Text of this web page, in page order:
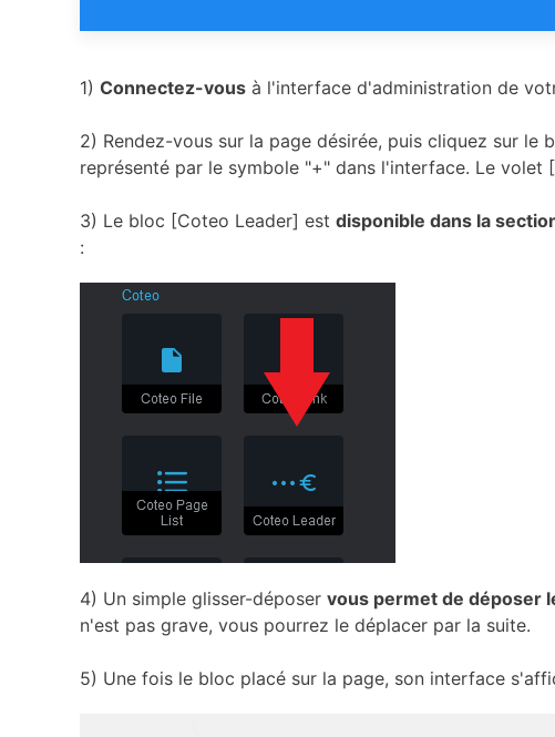
1) Connectez-vous à l'interface d'administration de
2) Rendez-vous sur la page désirée, puis cliquez sur le
représenté par le symbole "+" dans l'interface. Le volet
3) Le bloc [Coteo Leader] est disponible dans la
:
4) Un simple glisser-déposer vous permet de déposer
n'est pas grave, vous pourrez le déplacer par la suite.
5) Une fois le bloc placé sur la page, son interface